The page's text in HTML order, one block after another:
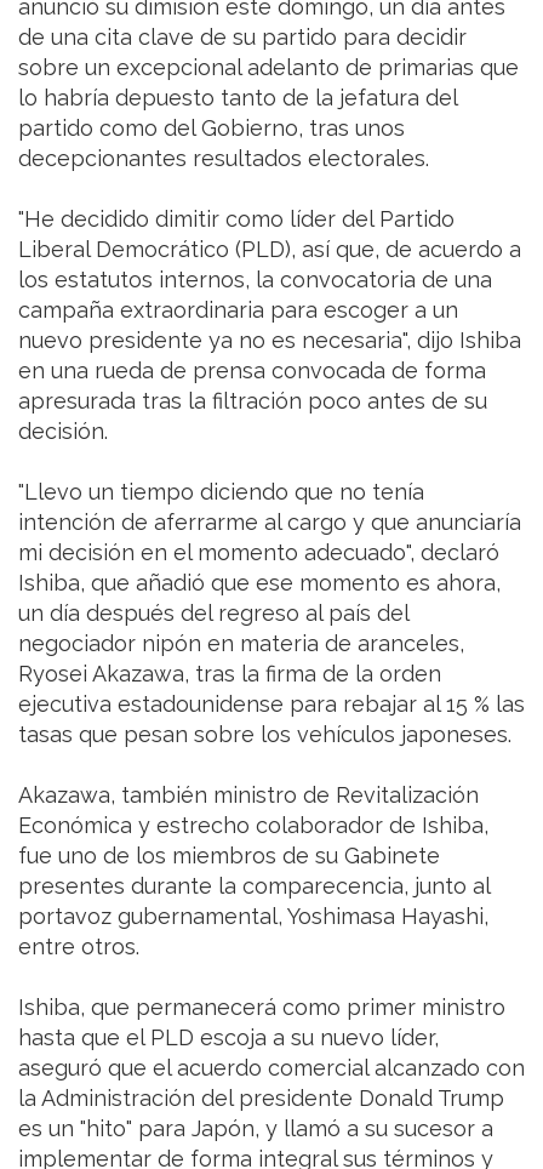
anunció su dimisión este domingo, un día antes
de una cita clave de su partido para decidir
sobre un excepcional adelanto de primarias que
lo habría depuesto tanto de la jefatura del
partido como del Gobierno, tras unos
decepcionantes resultados electorales.
"He decidido dimitir como líder del Partido
Liberal Democrático (PLD), así que, de acuerdo a
los estatutos internos, la convocatoria de una
campaña extraordinaria para escoger a un
nuevo presidente ya no es necesaria", dijo Ishiba
en una rueda de prensa convocada de forma
apresurada tras la filtración poco antes de su
decisión.
"Llevo un tiempo diciendo que no tenía
intención de aferrarme al cargo y que anunciaría
mi decisión en el momento adecuado", declaró
Ishiba, que añadió que ese momento es ahora,
un día después del regreso al país del
negociador nipón en materia de aranceles,
Ryosei Akazawa, tras la firma de la orden
ejecutiva estadounidense para rebajar al 15 % las
tasas que pesan sobre los vehículos japoneses.
Akazawa, también ministro de Revitalización
Económica y estrecho colaborador de Ishiba,
fue uno de los miembros de su Gabinete
presentes durante la comparecencia, junto al
portavoz gubernamental, Yoshimasa Hayashi,
entre otros.
Ishiba, que permanecerá como primer ministro
hasta que el PLD escoja a su nuevo líder,
aseguró que el acuerdo comercial alcanzado con
la Administración del presidente Donald Trump
es un "hito" para Japón, y llamó a su sucesor a
implementar de forma integral sus términos y